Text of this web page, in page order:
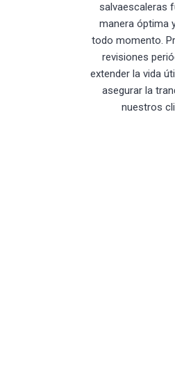
salvaescaleras
manera óptima
todo momento.
revisiones
extender la vida
asegurar la
nuestros